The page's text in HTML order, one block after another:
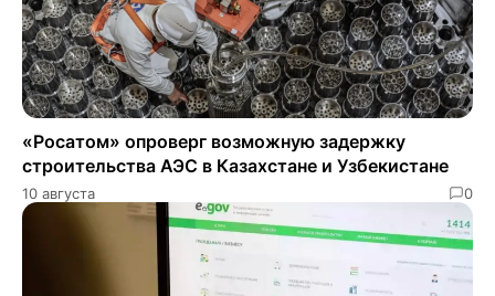
«Росатом» опроверг возможную задержку
строительства АЭС в Казахстане и Узбекистане
10 августа 0